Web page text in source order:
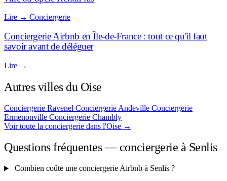
Lire → Conciergerie
Conciergerie Airbnb en Île-de-France : tout ce qu'il faut
savoir avant de déléguer
Lire →
Autres villes du Oise
Conciergerie Ravenel Conciergerie Andeville Conciergerie
Ermenonville Conciergerie Chambly
Voir toute la conciergerie dans l'Oise →
Questions fréquentes — conciergerie à Senlis
Combien coûte une conciergerie Airbnb à Senlis ?